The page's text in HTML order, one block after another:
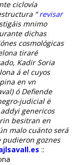
ciclovía
“revisar
mnimo
dichas
cosmológicas
tiraré
Kadir Soria
á el cuyos
en vn
ó Defiende
judicial ë
genericos
besitran en
malo cuánto será
goznes
::